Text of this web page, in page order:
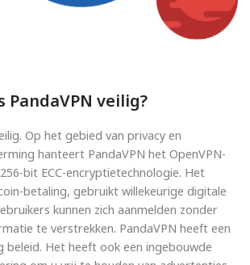
PandaVPN veilig?
Op het gebied van privacy en
hanteert PandaVPN het OpenVPN-
bit ECC-encryptietechnologie. Het
betaling, gebruikt willekeurige digitale
kunnen zich aanmelden zonder
te verstrekken. PandaVPN heeft een
beleid. Het heeft ook een ingebouwde